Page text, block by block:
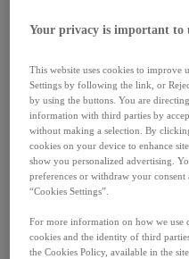
Ukraine
Royaume-Uni &
France
Pays scandinaves
Grèce
Italie
Pays-Bas
Espagne
Pologne
Russie
République Tchèque
Roumanie
Hongrie
Slovaquie
Your privacy is important to
This website uses cookies to improve
Settings by following the link, or
by using the buttons. You are
information with third parties by
without making a selection. By
cookies on your device to enhance
show you personalized advertising.
preferences or withdraw your
“Cookies Settings”.
For more information on how we
cookies and the identity of third
the Cookies Policy, available in the